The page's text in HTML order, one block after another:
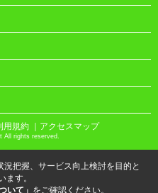
用規約 ｜アクセスマップ
All rights reserved.
把握、サービス向上検討を目的と
ます。
いて」 をご確認ください。